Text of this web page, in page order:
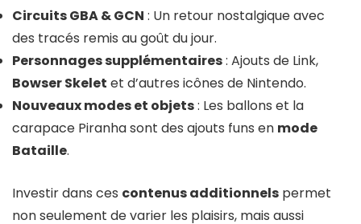
Circuits GBA & GCN : Un retour nostalgique avec
des tracés remis au goût du jour.
Personnages supplémentaires: Ajouts de Link,
Bowser Skelet et d’autres icônes de Nintendo.
Nouveaux modes et objets: Les ballons et la
carapace Piranha sont des ajouts funs en mode
Bataille.
Investir dans ces contenus additionnels permet
non seulement de varier les plaisirs, mais aussi